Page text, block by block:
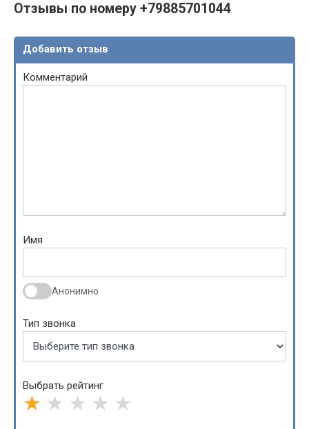
Отзывы по номеру +79885701044
Добавить отзыв
Комментарий
Имя
Анонимно
Тип звонка
Выбрать рейтинг
★ ★ ★ ★ ★